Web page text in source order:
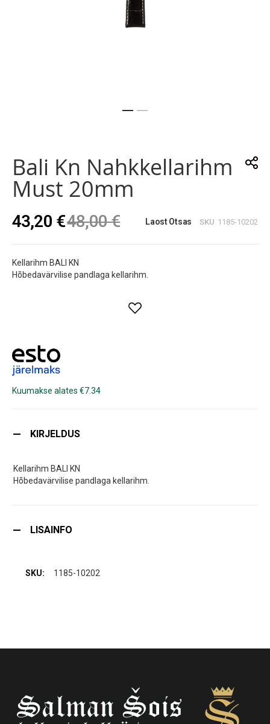
beginning
of
the
images
Bali Kn Nahkkellarihm
Must 20mm
43,20 €48,00 € Laost Otsas SKU 1185-10202
Kellarihm BALI KN
Hõbedavärvilise pandlaga kellarihm.
Kuumakse alates €7.34
KIRJELDUS
Kellarihm BALI KN
Hõbedavärvilise pandlaga kellarihm.
LISAINFO
1185-10202